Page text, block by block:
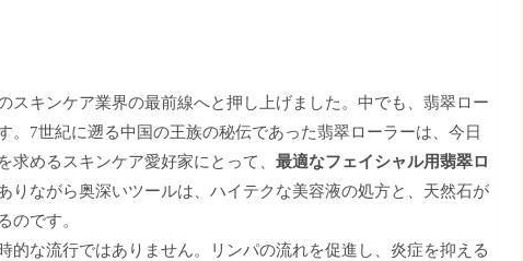
キンケア業界の最前線へと押し上げました。中でも、翡翠ロー
7世紀に遡る中国の王族の秘伝であった翡翠ローラーは、今日
めるスキンケア愛好家にとって、 最適なフェイシャル用翡翠ロ
りながら奥深いツールは、ハイテクな美容液の処方と、天然石が
のです。
な流行ではありません。リンパの流れを促進し、炎症を抑える